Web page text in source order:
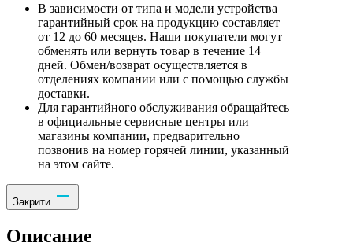
В зависимости от типа и модели устройства
гарантийный срок на продукцию составляет
от 12 до 60 месяцев. Наши покупатели могут
обменять или вернуть товар в течение 14
дней. Обмен/возврат осуществляется в
отделениях компании или с помощью службы
доставки.
Для гарантийного обслуживания обращайтесь
в официальные сервисные центры или
магазины компании, предварительно
позвонив на номер горячей линии, указанный
на этом сайте.
Закрити
Описание